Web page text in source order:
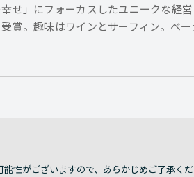
せ」にフォーカスしたユニークな経
賞。趣味はワインとサーフィン。ベ
性がございますので、あらかじめご了承くだ